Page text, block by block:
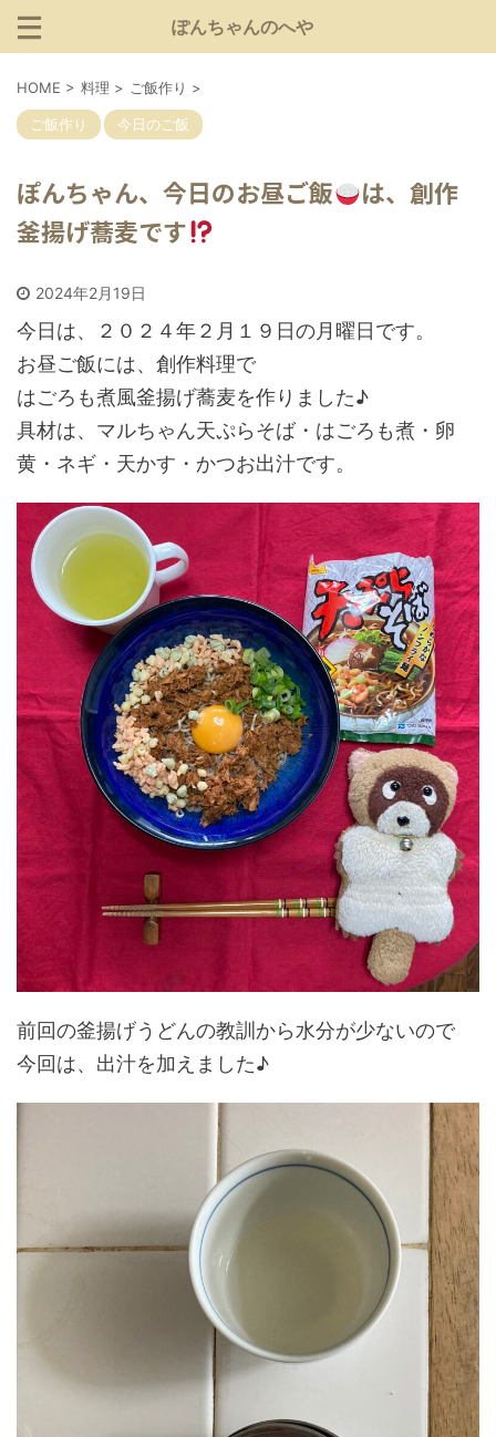
ぽんちゃんのへや
HOME > 料理 > ご飯作り >
ご飯作り 今日のご飯
ぽんちゃん、今日のお昼ご飯
は、創作
釜揚げ蕎麦です
2024年2月19日
今日は、２０２４年２月１９日の月曜日です。
お昼ご飯には、創作料理で
はごろも煮風釜揚げ蕎麦を作りました♪
具材は、マルちゃん天ぷらそば・はごろも煮・卵
黄・ネギ・天かす・かつお出汁です。
前回の釜揚げうどんの教訓から水分が少ないので
今回は、出汁を加えました♪